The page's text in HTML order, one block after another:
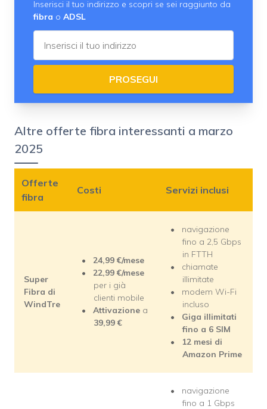
Inserisci il tuo indirizzo e scopri se sei raggiunto da
fibra o ADSL
PROSEGUI
Altre offerte fibra interessanti a marzo
2025
Offerte
fibra
Costi Servizi inclusi
Super
Fibra di
WindTre
24,99 €/mese
22,99 €/mese
per i già
clienti mobile
Attivazione a
39,99 €
navigazione
fino a 2,5 Gbps
in FTTH
chiamate
illimitate
modem Wi-Fi
incluso
Giga illimitati
fino a 6 SIM
12 mesi di
Amazon Prime
navigazione
fino a 1 Gbps